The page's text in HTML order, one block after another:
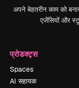
अपने बेहतरीन काम को
एजेंसियों और
प्रोडक्ट्स
Spaces
AI सहायक